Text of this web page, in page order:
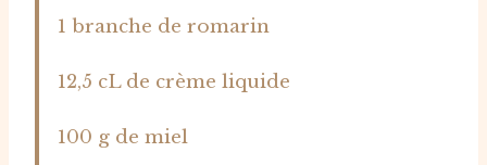
1 branche de romarin
12,5 cL de crème liquide
100 g de miel